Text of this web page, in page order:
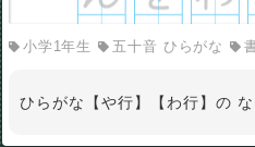
小学1年生 五十音 ひらがな
ひらがな【や行】【わ行】の な